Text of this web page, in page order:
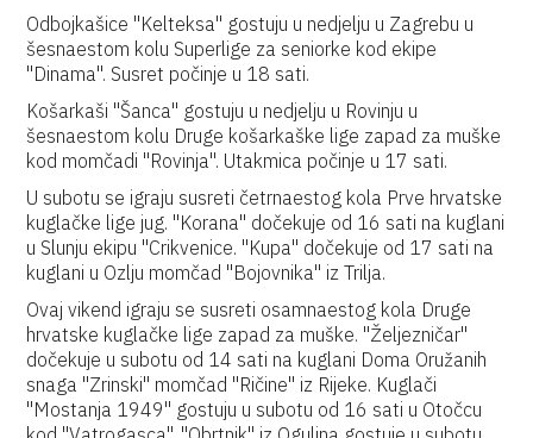
Odbojkašice "Kelteksa" gostuju u nedjelju u Zagrebu u
šesnaestom kolu Superlige za seniorke kod ekipe
"Dinama". Susret počinje u 18 sati.
Košarkaši "Šanca" gostuju u nedjelju u Rovinju u
šesnaestom kolu Druge košarkaške lige zapad za muške
kod momčadi "Rovinja". Utakmica počinje u 17 sati.
U subotu se igraju susreti četrnaestog kola Prve hrvatske
kuglačke lige jug. "Korana" dočekuje od 16 sati na kuglani
u Slunju ekipu "Crikvenice. "Kupa" dočekuje od 17 sati na
kuglani u Ozlju momčad "Bojovnika" iz Trilja.
Ovaj vikend igraju se susreti osamnaestog kola Druge
hrvatske kuglačke lige zapad za muške. "Željezničar"
dočekuje u subotu od 14 sati na kuglani Doma Oružanih
snaga "Zrinski" momčad "Ričine" iz Rijeke. Kuglači
"Mostanja 1949" gostuju u subotu od 16 sati u Otočcu